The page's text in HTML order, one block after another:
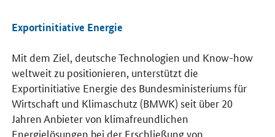
Exportinitiative Energie
Mit dem Ziel, deutsche Technologien und Know-how
weltweit zu positionieren, unterstützt die
Exportinitiative Energie des Bundesministeriums für
Wirtschaft und Klimaschutz (BMWK) seit über 20
Jahren Anbieter von klimafreundlichen
Energielösungen bei der Erschließung von